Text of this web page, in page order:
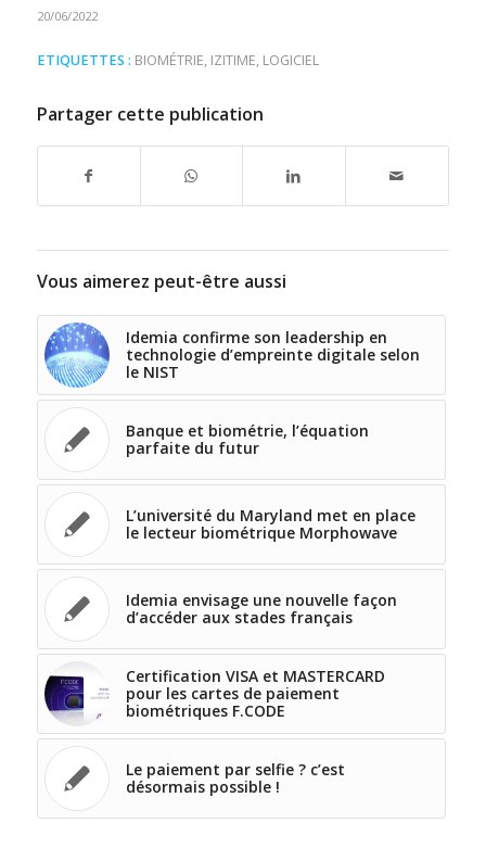
20/06/2022
ETIQUETTES : BIOMÉTRIE, IZITIME, LOGICIEL
Partager cette publication
Vous aimerez peut-être aussi
Idemia confirme son leadership en
technologie d’empreinte digitale selon
le NIST
Banque et biométrie, l’équation
parfaite du futur
L’université du Maryland met en place
le lecteur biométrique Morphowave
Idemia envisage une nouvelle façon
d’accéder aux stades français
Certification VISA et MASTERCARD
pour les cartes de paiement
biométriques F.CODE
Le paiement par selfie ? c’est
désormais possible !